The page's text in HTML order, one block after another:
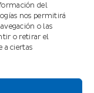
del
nos permitirá
o las
o retirar el
a ciertas